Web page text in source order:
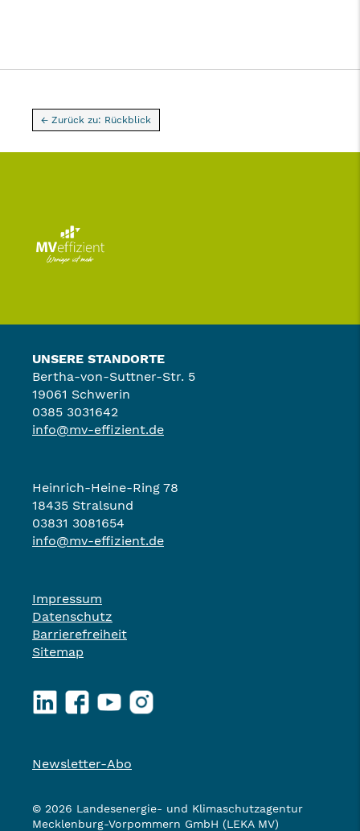
← Zurück zu: Rückblick
UNSERE STANDORTE
Bertha-von-Suttner-Str. 5
19061 Schwerin
0385 3031642
info@mv-effizient.de
Heinrich-Heine-Ring 78
18435 Stralsund
03831 3081654
info@mv-effizient.de
Impressum
Datenschutz
Barrierefreiheit
Sitemap
LinkedInFacebookYouTubeInstagram
Newsletter-Abo
© 2026 Landesenergie- und Klimaschutzagentur
Mecklenburg-Vorpommern GmbH (LEKA MV)